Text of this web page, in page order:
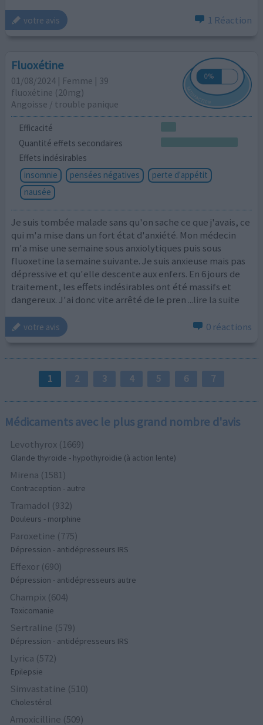
votre avis 1 Réaction
Fluoxétine
01/08/2024 | Femme | 39
fluoxétine (20mg)
Angoisse / trouble panique
Efficacité
Quantité effets secondaires
Effets indésirables
insomnie
pensées négatives
perte d'appétit
nausée
Je suis tombée malade sans qu'on sache ce que j'avais, ce
qui m'a mise dans un fort état d'anxiété. Mon médecin
m'a mise une semaine sous anxiolytiques puis sous
fluoxetine la semaine suivante. Je suis anxieuse mais pas
dépressive et qu'elle descente aux enfers. En 6 jours de
traitement, les effets indésirables ont été massifs et
dangereux. J'ai donc vite arrêté de le pren ...lire la suite
votre avis 0 réactions
1 2 3 4 5 6 7
Médicaments avec le plus grand nombre d'avis
Levothyrox (1669)
Glande thyroïde - hypothyroïdie (à action lente)
Mirena (1581)
Contraception - autre
Tramadol (932)
Douleurs - morphine
Paroxetine (775)
Dépression - antidépresseurs IRS
Effexor (690)
Dépression - antidépresseurs autre
Champix (604)
Toxicomanie
Sertraline (579)
Dépression - antidépresseurs IRS
Lyrica (572)
Epilepsie
Simvastatine (510)
Cholestérol
Amoxicilline (509)